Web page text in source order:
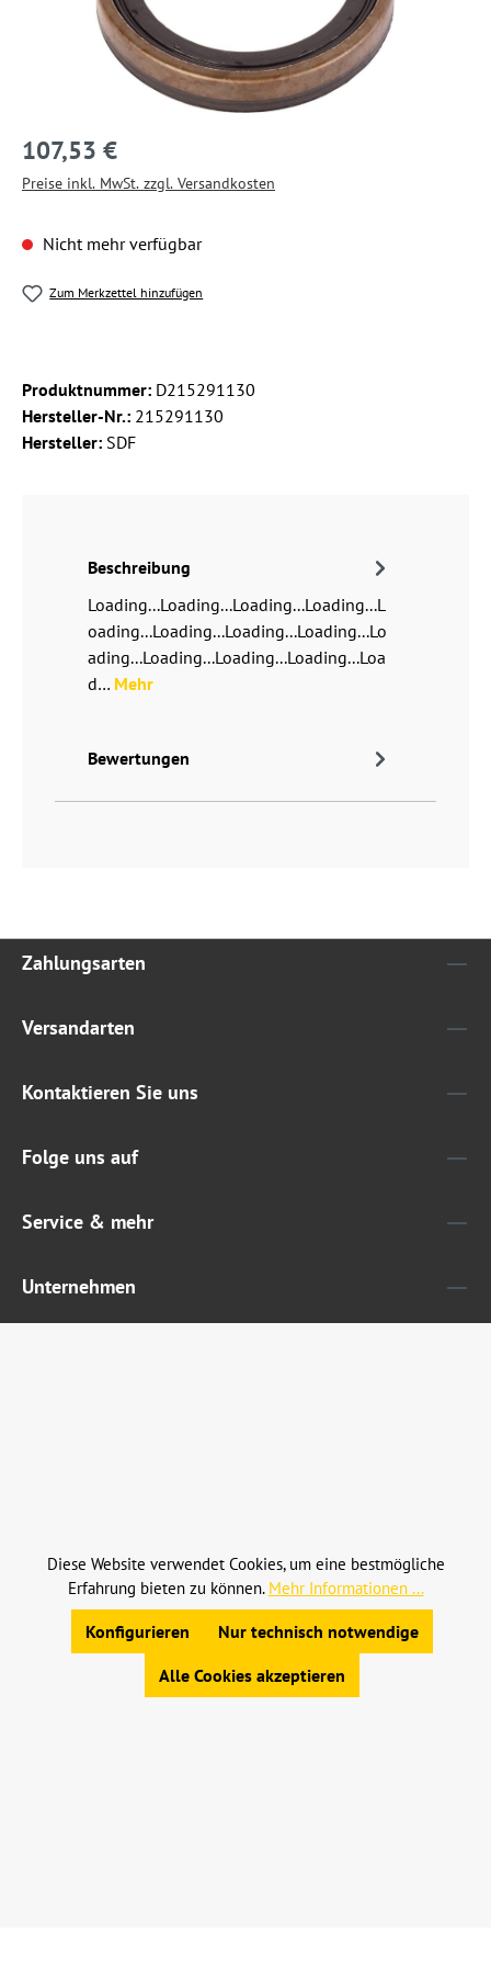
107,53 €
Preise inkl. MwSt. zzgl. Versandkosten
Nicht mehr verfügbar
Zum Merkzettel hinzufügen
Produktnummer: D215291130
Hersteller-Nr.: 215291130
Hersteller: SDF
Beschreibung
Loading...Loading...Loading...Loading...L
oading...Loading...Loading...Loading...Lo
ading...Loading...Loading...Loading...Loa
d… Mehr
Bewertungen
Zahlungsarten
Versandarten
Kontaktieren Sie uns
Folge uns auf
Service & mehr
Unternehmen
© 2023 Leinweber Landtechnik GmbH & Co. KG
Allgemeine Geschäftsbedingungen|
Diese Website verwendet Cookies, um eine bestmögliche
Erfahrung bieten zu können. Mehr Informationen ...
Nur technisch notwendige
Konfigurieren
Alle Cookies akzeptieren